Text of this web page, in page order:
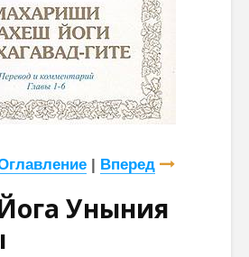
| Вперед
Уныния